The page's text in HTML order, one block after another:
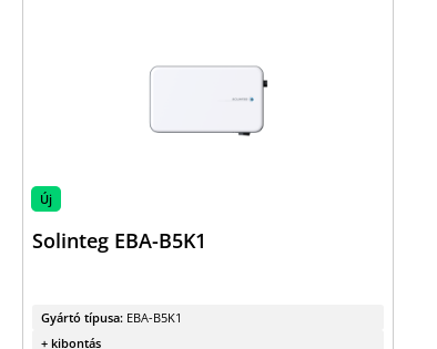
Új
Solinteg EBA-B5K1
Gyártó típusa: EBA-B5K1
+ kibontás